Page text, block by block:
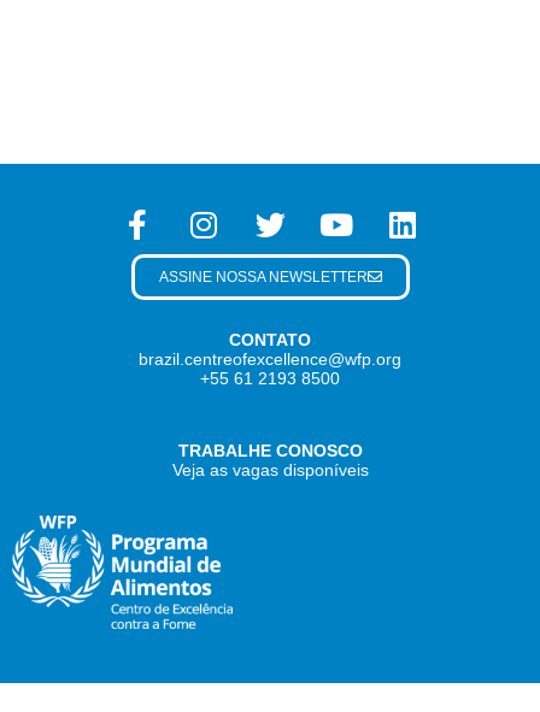
CONTATO
brazil.centreofexcellence@wfp.org
+55 61 2193 8500
TRABALHE CONOSCO
Veja as vagas disponíveis
ASSINE NOSSA NEWSLETTER